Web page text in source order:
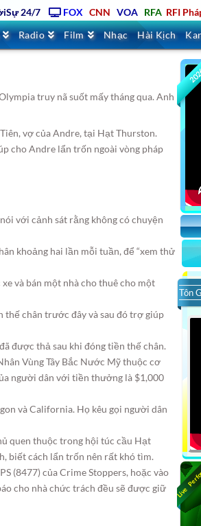
24/7 FOX CNN VOA RFA RFI
Radio Film Nhạc Hài Kịch
truy nã suốt mấy tháng qua. Anh
vợ của Andre, tại Hạt Thurston.
cho Andre lẩn trốn ngoài vòng pháp
với cảnh sát rằng không có chuyện
khoảng hai lần mỗi tuần, để “xem thử
và bán một nhà cho thuê cho một
thế chân trước đây và sau đó trợ giúp
được thả sau khi đóng tiền thế chân.
Vùng Tây Bắc Nước Mỹ thuộc cơ
người dân với tiền thưởng là $1,000
và California. Họ kêu gọi người dân
quen thuộc trong hội túc cầu Hạt
biết cách lẩn trốn nên rất khó tìm.
(8477) của Crime Stoppers, hoặc vào
cho nhà chức trách đều sẽ được giữ
Tôn
Live